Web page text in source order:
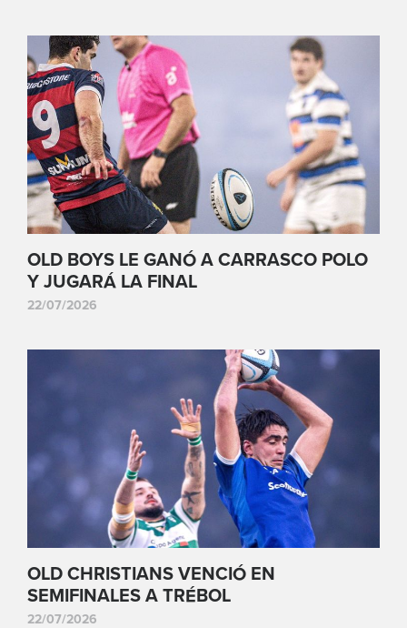
OLD BOYS LE GANÓ A CARRASCO POLO
Y JUGARÁ LA FINAL
22/07/2026
OLD CHRISTIANS VENCIÓ EN
SEMIFINALES A TRÉBOL
22/07/2026